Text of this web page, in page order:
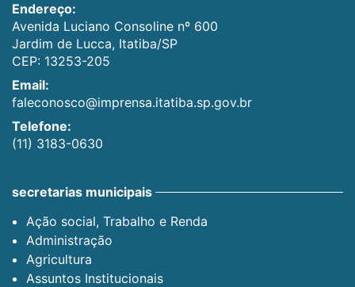
Endereço:
Avenida Luciano Consoline nº 600
Jardim de Lucca, Itatiba/SP
CEP: 13253-205
Email:
faleconosco@imprensa.itatiba.sp.gov.br
Telefone:
(11) 3183-0630
secretarias municipais
Ação social, Trabalho e Renda
Administração
Agricultura
Assuntos Institucionais